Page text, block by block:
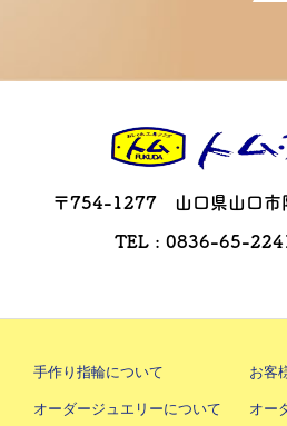
〒754-1277 山口県山口市
TEL : 0836-65-
手作り指輪について
お客
オーダージュエリーについて
オー